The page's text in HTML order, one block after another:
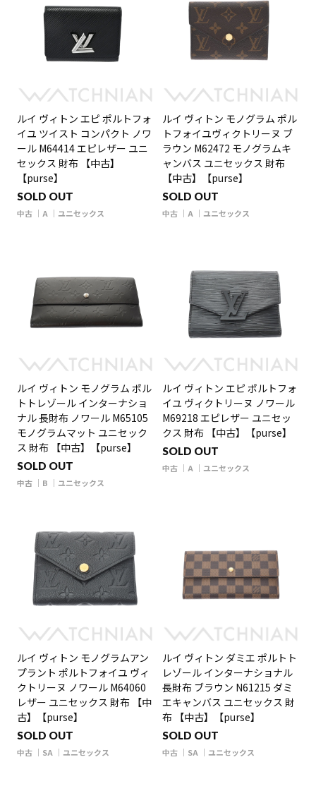
ルイ ヴィトン エピ ポルトフォ
イユ ツイスト コンパクト ノワ
ール M64414 エピレザー ユニ
セックス 財布 【中古】
【purse】
SOLD OUT
中古 A ユニセックス
ルイ ヴィトン モノグラム ポル
トフォイユヴィクトリーヌ ブ
ラウン M62472 モノグラムキ
ャンバス ユニセックス 財布
【中古】【purse】
SOLD OUT
中古 A ユニセックス
ルイ ヴィトン モノグラム ポル
トトレゾール インターナショ
ナル 長財布 ノワール M65105
モノグラムマット ユニセック
ス 財布 【中古】【purse】
SOLD OUT
中古 B ユニセックス
ルイ ヴィトン エピ ポルトフォ
イユ ヴィクトリーヌ ノワール
M69218 エピレザー ユニセッ
クス 財布 【中古】【purse】
SOLD OUT
中古 A ユニセックス
ルイ ヴィトン モノグラムアン
プラント ポルトフォイユ ヴィ
クトリーヌ ノワール M64060
レザー ユニセックス 財布 【中
古】【purse】
SOLD OUT
中古 SA ユニセックス
ルイ ヴィトン ダミエ ポルトト
レゾール インターナショナル
長財布 ブラウン N61215 ダミ
エキャンバス ユニセックス 財
布 【中古】【purse】
SOLD OUT
中古 SA ユニセックス